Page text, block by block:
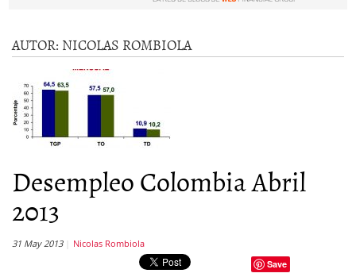
AUTOR: NICOLAS ROMBIOLA
Desempleo Colombia Abril
2013
31 May 2013
Nicolas Rombiola
Save